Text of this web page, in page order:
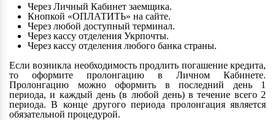
Через Личный Кабинет заемщика.
Кнопкой «ОПЛАТИТЬ» на сайте.
Через любой доступный терминал.
Через кассу отделения Укрпочты.
Через кассу отделения любого банка страны.
Если возникла необходимость продлить погашение кредита,
то оформите пролонгацию в Личном Кабинете.
Пролонгацию можно оформить в последний день 1
периода, и каждый день (в любой день) в течение всего 2
периода. В конце другого периода пролонгация является
обязательной процедурой.